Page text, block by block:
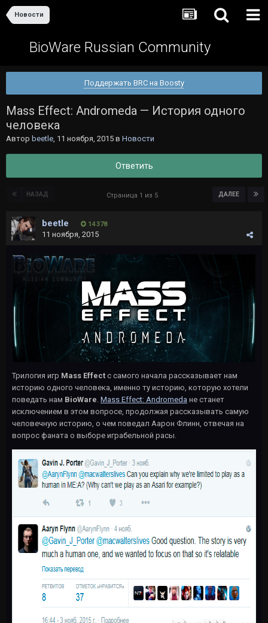
Новости
BioWare Russian Community
Поддержать BRC на Boosty
Mass Effect: Andromeda — История одного
человека
Автор beetle, 11 ноября, 2015 в Новости
Ответить
НАЗАД ДАЛЕЕ
Страница 1 из 5
beetle 14 378
11 ноября, 2015
Трилогия игр Mass Effect с самого начала рассказывает нам
историю одного человека, именно ту историю, которую хотели
поведать нам BioWare. Mass Effect: Andromeda не станет
исключением в этом вопросе, продолжая рассказывать самую
человечную историю, о чем поведал Аарон Флинн, отвечая на
вопрос фаната о выборе играбельной расы.